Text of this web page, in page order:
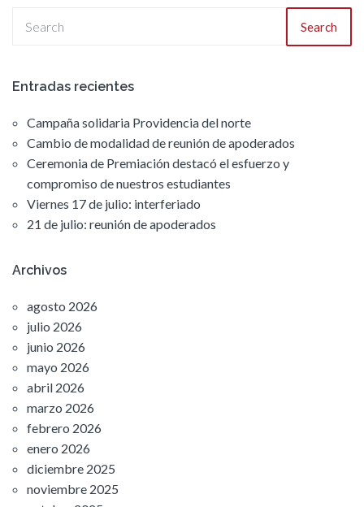
Search
Entradas recientes
Campaña solidaria Providencia del norte
Cambio de modalidad de reunión de apoderados
Ceremonia de Premiación destacó el esfuerzo y
compromiso de nuestros estudiantes
Viernes 17 de julio: interferiado
21 de julio: reunión de apoderados
Archivos
agosto 2026
julio 2026
junio 2026
mayo 2026
abril 2026
marzo 2026
febrero 2026
enero 2026
diciembre 2025
noviembre 2025